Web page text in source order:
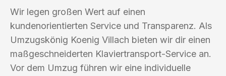
Wir legen großen Wert auf einen
kundenorientierten Service und Transparenz. Als
Umzugskönig Koenig Villach bieten wir dir einen
maßgeschneiderten Klaviertransport-Service an.
Vor dem Umzug führen wir eine individuelle